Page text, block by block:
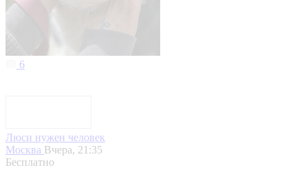
6
Люси нужен человек
Москва Вчера, 21:35
Бесплатно